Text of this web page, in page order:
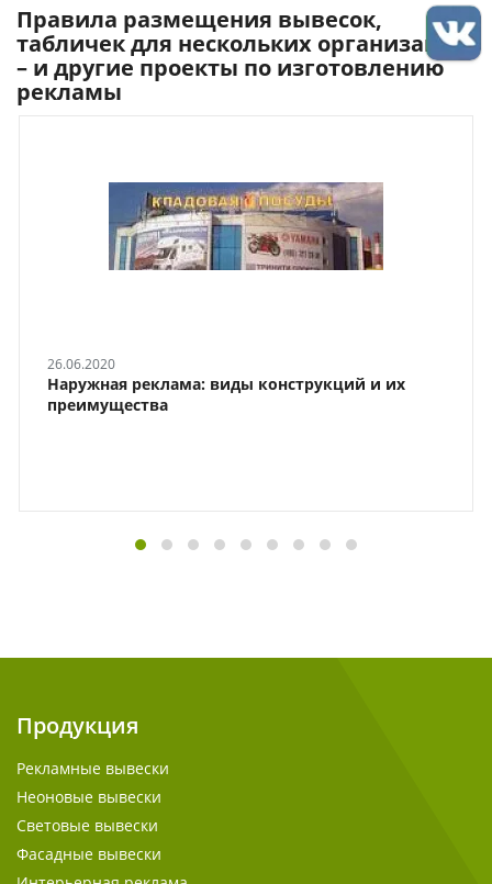
Правила размещения вывесок,
табличек для нескольких организаций
– и другие проекты по изготовлению
рекламы
26.06.2020
Наружная реклама: виды конструкций и их
преимущества
Продукция
Рекламные вывески
Неоновые вывески
Световые вывески
Фасадные вывески